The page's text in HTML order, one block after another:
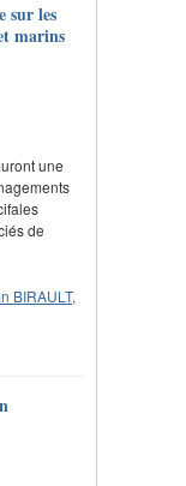
sur les
marins
une
de
BIRAULT,